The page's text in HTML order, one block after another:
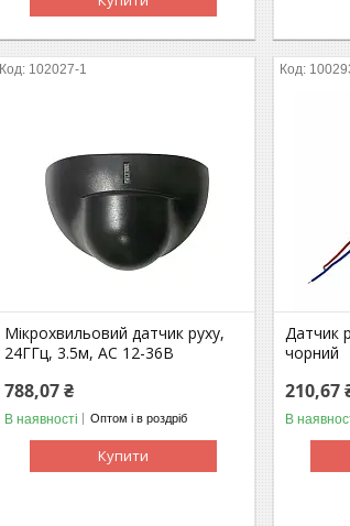
102027-1
Мікрохвильовий датчик руху,
24ГГц, 3.5м, AC 12-36В
788,07 ₴
В наявності Оптом і в роздріб
Купити
Датчик
чорний
210,67
В